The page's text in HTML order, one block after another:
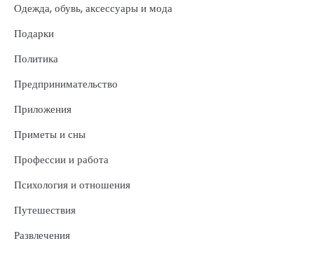
Одежда, обувь, аксессуары и мода
Подарки
Политика
Предпринимательство
Приложения
Приметы и сны
Профессии и работа
Психология и отношения
Путешествия
Развлечения